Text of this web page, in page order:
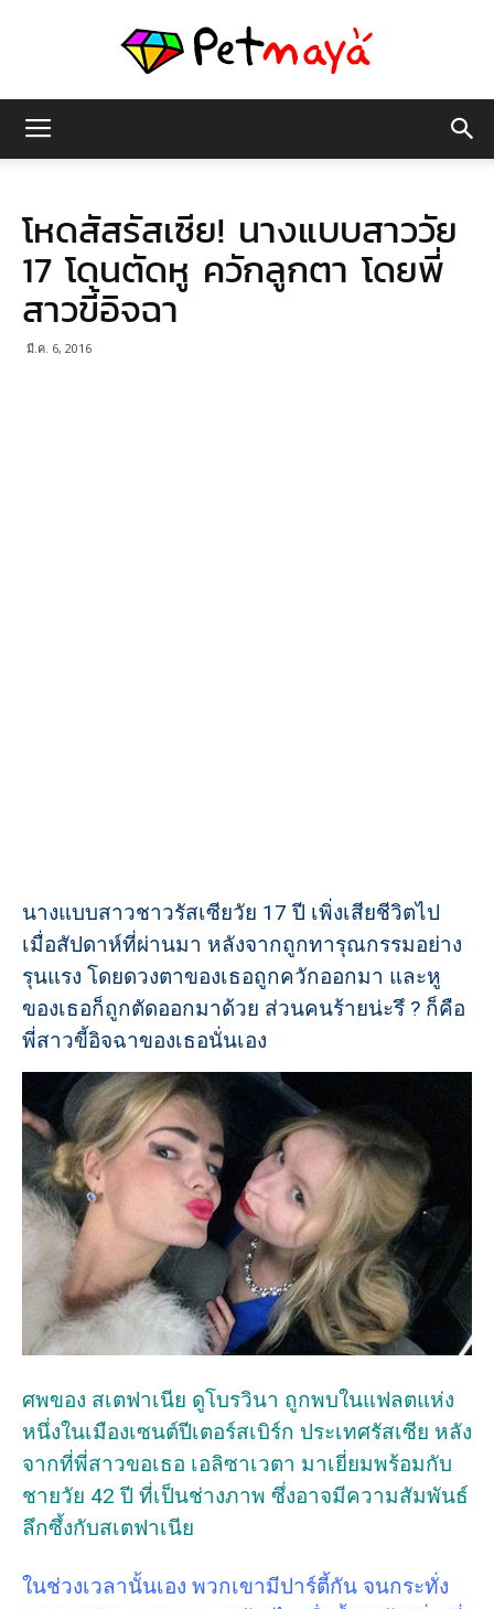
มายา
โหดสัสรัสเซีย! นางแบบสาววัย
17 โดนตัดหู ควักลูกตา โดยพี่
สาวขี้อิจฉา
มี.ค. 6, 2016
นางแบบสาวชาวรัสเซียวัย 17 ปี เพิ่งเสียชีวิตไป
เมื่อสัปดาห์ที่ผ่านมา หลังจากถูกทารุณกรรมอย่าง
รุนแรง โดยดวงตาของเธอถูกควักออกมา และหู
ของเธอก็ถูกตัดออกมาด้วย ส่วนคนร้ายน่ะรึ ? ก็คือ
พี่สาวขี้อิจฉาของเธอนั่นเอง
ศพของ สเตฟาเนีย ดูโบรวินา ถูกพบในแฟลตแห่ง
หนึ่งในเมืองเซนต์ปีเตอร์สเบิร์ก ประเทศรัสเซีย หลัง
จากที่พี่สาวขอเธอ เอลิซาเวตา มาเยี่ยมพร้อมกับ
ชายวัย 42 ปี ที่เป็นช่างภาพ ซึ่งอาจมีความสัมพันธ์
ลึกซึ้งกับสเตฟาเนีย
ในช่วงเวลานั้นเอง พวกเขามีปาร์ตี้กัน จนกระทั่ง